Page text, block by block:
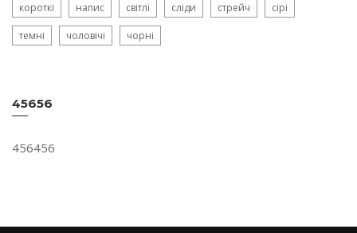
короткі напис світлі сліди стрейч сірі
темні чоловічі чорні
45656
456456